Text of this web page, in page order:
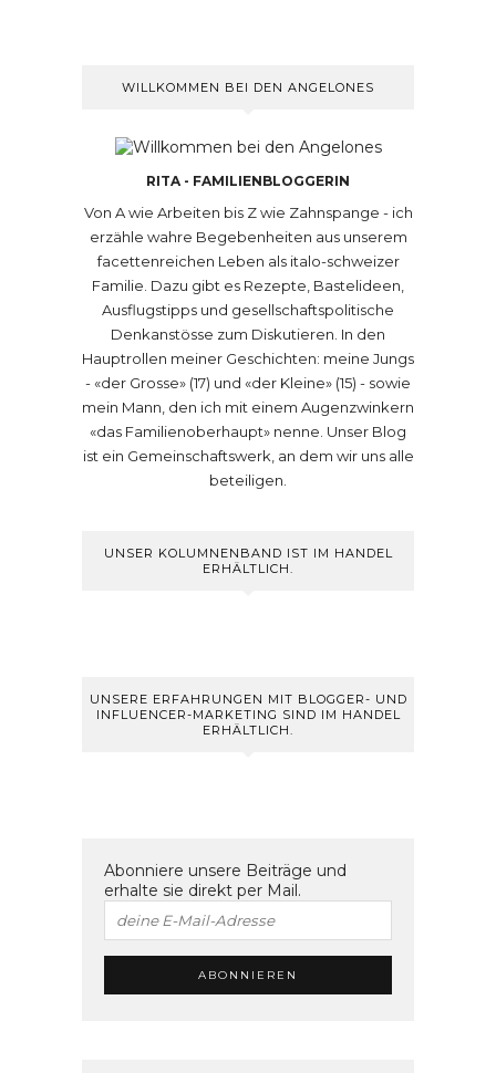
WILLKOMMEN BEI DEN ANGELONES
RITA - FAMILIENBLOGGERIN
Von A wie Arbeiten bis Z wie Zahnspange - ich
erzähle wahre Begebenheiten aus unserem
facettenreichen Leben als italo-schweizer
Familie. Dazu gibt es Rezepte, Bastelideen,
Ausflugstipps und gesellschaftspolitische
Denkanstösse zum Diskutieren. In den
Hauptrollen meiner Geschichten: meine Jungs
- «der Grosse» (17) und «der Kleine» (15) - sowie
mein Mann, den ich mit einem Augenzwinkern
«das Familienoberhaupt» nenne. Unser Blog
ist ein Gemeinschaftswerk, an dem wir uns alle
beteiligen.
UNSER KOLUMNENBAND IST IM HANDEL
ERHÄLTLICH.
UNSERE ERFAHRUNGEN MIT BLOGGER- UND
INFLUENCER-MARKETING SIND IM HANDEL
ERHÄLTLICH.
Abonniere unsere Beiträge und
erhalte sie direkt per Mail.